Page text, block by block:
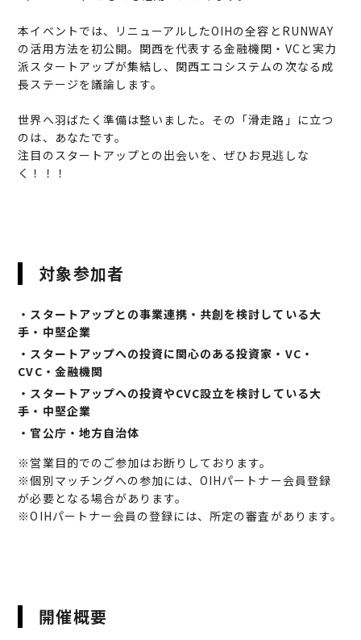
本イベントでは、リニューアルしたOIHの全容とRUNWAY
の活用方法を初公開。関西を代表する金融機関・VCと実力
派スタートアップが集結し、関西エコシステムの次なる成
長ステージを議論します。
世界へ羽ばたく準備は整いました。その「滑走路」に立つ
のは、あなたです。
注目のスタートアップとの出会いを、ぜひお見逃しな
く！！！
対象参加者
・スタートアップとの事業連携・共創を検討している大
手・中堅企業
・スタートアップへの投資に関心のある投資家・VC・
CVC・金融機関
・スタートアップへの投資やCVC設立を検討している大
手・中堅企業
・官公庁・地方自治体
※営業目的でのご参加はお断りしております。
※個別マッチングへの参加には、OIHパートナー会員登録
が必要となる場合があります。
※OIHパートナー会員の登録には、所定の審査があります。
開催概要